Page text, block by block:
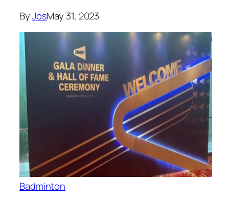
ByJosMay 31, 2023
Badminton